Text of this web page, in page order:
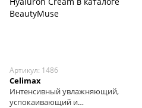
Артикул: 1486
Celimax
Интенсивный увлажняющий,
успокаивающий и